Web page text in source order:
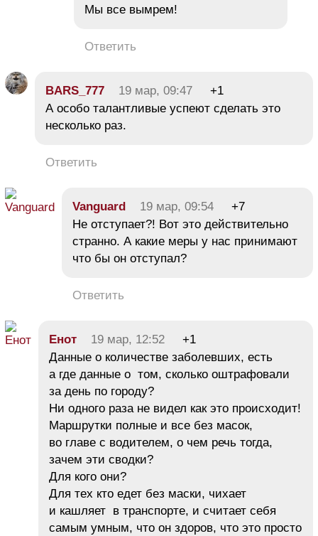
Мы все вымрем!
Ответить
BARS_777 19 мар, 09:47
+1
А особо талантливые успеют сделать это
несколько раз.
Ответить
Vanguard 19 мар, 09:54
+7
Не отступает?! Вот это действительно
странно. А какие меры у нас принимают
что бы он отступал?
Ответить
Енот 19 мар, 12:52
+1
Данные о количестве заболевших, есть
а где данные о том, сколько оштрафовали
за день по городу?
Ни одного раза не видел как это происходит!
Маршрутки полные и все без масок,
во главе с водителем, о чем речь тогда,
зачем эти сводки?
Для кого они?
Для тех кто едет без маски, чихает
и кашляет в транспорте, и считает себя
самым умным, что он здоров, что это просто